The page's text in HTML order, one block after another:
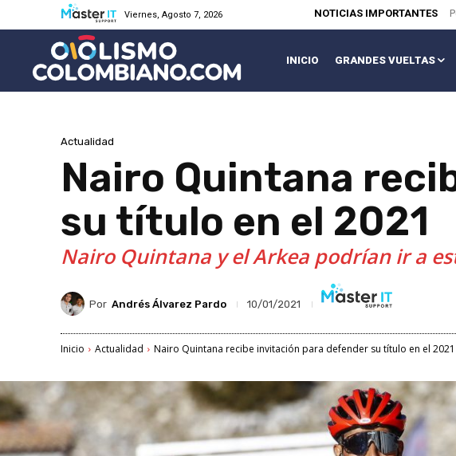
Viernes, Agosto 7, 2026 NOTICIAS IMPORTANTES
INICIO GRANDES VUELTAS
Actualidad
Nairo Quintana
su título en el 2021
Nairo Quintana y el Arkea podrían ir a
Por Andrés Álvarez Pardo 10/01/2021
Inicio Actualidad Nairo Quintana recibe invitación para defender su título en el 2021